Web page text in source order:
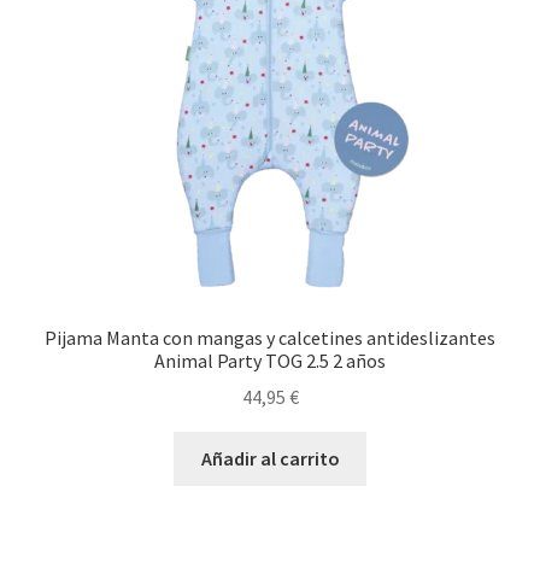
Pijama Manta con mangas y calcetines antideslizantes
Animal Party TOG 2.5 2 años
44,95 €
Añadir al carrito